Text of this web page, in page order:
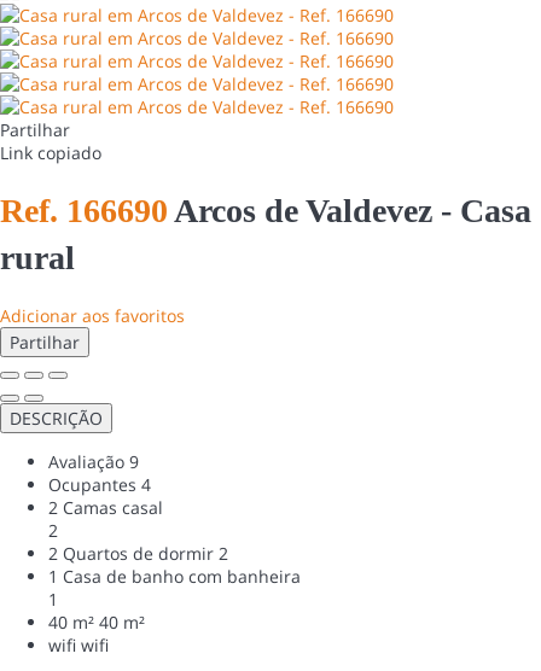
Partilhar
Link copiado
Ref. 166690 Arcos de Valdevez - Casa
rural
Adicionar aos favoritos
Partilhar
DESCRIÇÃO
Avaliação 9
Ocupantes 4
2 Camas casal
2
2 Quartos de dormir 2
1 Casa de banho com banheira
1
40 m² 40 m²
wifi wifi